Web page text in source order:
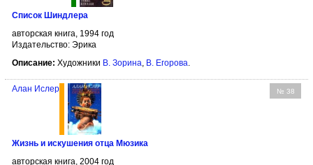
Список Шиндлера
авторская книга, 1994 год
Издательство: Эрика
Описание: Художники В. Зорина В. Егорова
№ 38
Алан Ислер
Жизнь и искушения отца Мюзика
авторская книга, 2004 год